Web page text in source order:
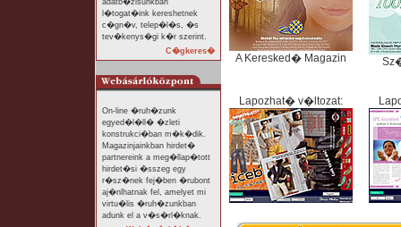
adatb�zisunkban
l�togat�ink kereshetnek
c�gn�v, telep�l�s, �s
tev�kenys�gi k�r szerint.
C�gkeres�
On-line �ruh�zunk
egyed�l�ll� �zleti
konstrukci�ban m�k�dik.
Magazinjainkban hirdet�
partnereink a meg�llap�tott
hirdet�si �sszeg egy
r�sz�nek fej�ben �rubont
aj�nlhatnak fel, amelyet mi
virtu�lis �ruh�zunkban
adunk el a v�s�rl�knak.
A Keresked� Magazin
Lapozhat� v�ltozat: